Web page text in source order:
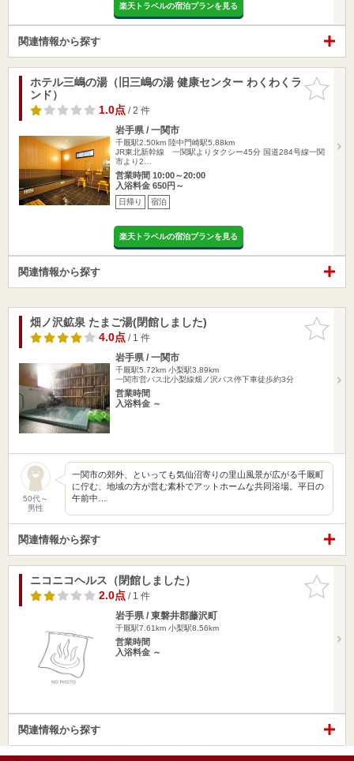
楽天トラベルの宿泊プランを見る
関連情報から探す
お気に入
りに追加
ホテル三嶋の湯（旧三嶋の湯 健康センター わくわくラ
ンド）
1.0点/ 2 件
岩手県 / 一関市
千厩駅2.50km 陸中門崎駅5.88km
JR東北新幹線 一関駅よりタクシー45分 国道284号線一関
市より2…
営業時間 10:00～20:00
入浴料金 650円～
日帰り 宿泊
楽天トラベルの宿泊プランを見る
関連情報から探す
お気に入
りに追加
畑ノ沢鉱泉 たまご湯(閉館しました)
4.0点/ 1 件
岩手県 / 一関市
千厩駅5.72km 小梨駅3.89km
一関市営バス北小梨線畑ノ沢バス停下車徒歩約3分
営業時間
入浴料金 ～
50代～
男性
一関市の郊外、といっても気仙沼寄りの里山風景が広がる千厩町
に佇む、地域の方が営む素朴でアットホームな共同浴場。平日の
午前中…
関連情報から探す
お気に入
りに追加
ニコニコヘルス（閉館しました）
2.0点/ 1 件
岩手県 / 東磐井郡藤沢町
千厩駅7.61km 小梨駅8.56km
営業時間
入浴料金 ～
関連情報から探す